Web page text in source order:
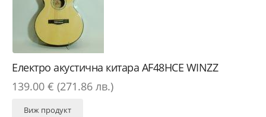
Електро акустична китара AF48HCE WINZZ
139.00 € (271.86 лв.)
Виж продукт